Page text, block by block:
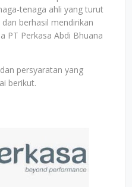
tenaga ahli yang turut
berhasil mendirikan
PT Perkasa Abdi Bhuana
persyaratan yang
berikut.